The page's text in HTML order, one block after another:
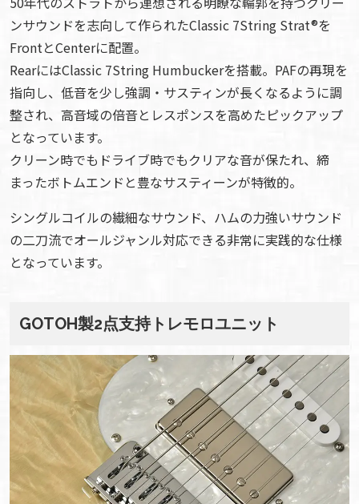
ンサウンドを志向して作られたClassic 7String Strat®を
FrontとCenterに配置。
RearにはClassic 7String Humbuckerを搭載。PAFの再現を
指向し、低音を少し強調・サスティンが長くなるように調
整され、高音域の倍音とレスポンスを高めたピックアップ
となっています。
クリーン時でもドライブ時でもクリアな音が保たれ、締
まったボトムエンドと豊なサスティーンが特徴的。
シングルコイルの繊細なサウンド、ハムの力強いサウンド
の二刀流でオールジャンル対応できる非常に実践的な仕様
となっています。
GOTOH製2点支持トレモロユニット